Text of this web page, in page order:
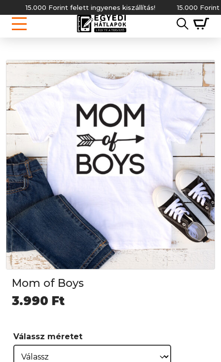
15.000 Forint felett ingyenes kiszállítás! 15.000 Forint felett
Mom of Boys
3.990 Ft
Válassz méretet